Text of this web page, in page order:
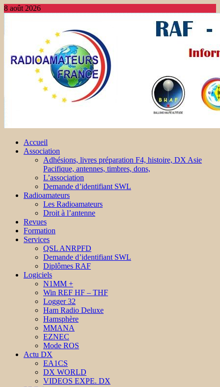
8 août 2026
Accueil
Association
Adhésions, livres préparation F4, histoire, DX Asie
Pacifique, antennes, timbres, dons,
L’association
Demande d’identifiant SWL
Radioamateurs
Les Radioamateurs
Droit à l’antenne
Revues
Formation
Services
QSL ANRPFD
Demande d’identifiant SWL
Diplômes RAF
Logiciels
N1MM +
Win REF HF – THF
Logger 32
Ham Radio Deluxe
Hamsphère
MMANA
EZNEC
Mode ROS
Actu DX
EA1CS
DX WORLD
VIDEOS EXPE. DX